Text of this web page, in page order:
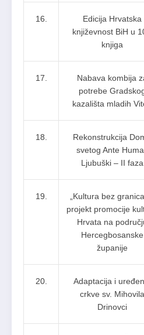
16.
Edicija Hrvatska
književnost BiH u
knjiga
17.
Nabava kombija
potrebe
kazališta mladih
18.
Rekonstrukcija
svetog Ante
Ljubuški – II faza
19.
„Kultura bez
projekt promocije
Hrvata na
Hercegbosanske
županije
20.
Adaptacija i
crkve sv. Mihovila
Drinovci